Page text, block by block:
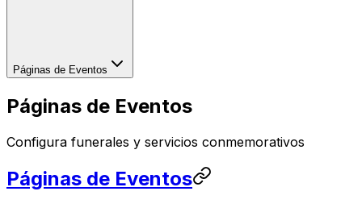
Páginas de Eventos
Páginas de Eventos
Configura funerales y servicios conmemorativos
Páginas de Eventos